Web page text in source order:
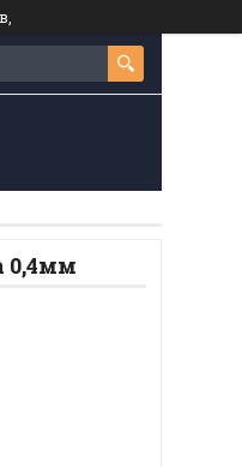
0,4мм